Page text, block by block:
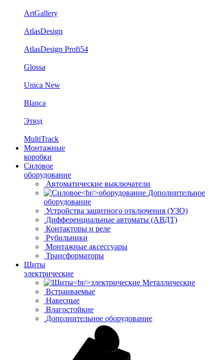
ArtGallery
AtlasDesign
AtlasDesign Profi54
Glossa
Unica New
Blanca
Этюд
MultiTrack
Монтажные
коробки
Силовое
оборудование
Автоматические выключатели
Дополнительное
оборудование
Устройства защитного отключения (УЗО)
Дифференциальные автоматы (АВДТ)
Контакторы и реле
Рубильники
Монтажные аксессуары
Трансформаторы
Щиты
электрические
Металлические
Встраиваемые
Навесные
Влагостойкие
Дополнительное оборудование